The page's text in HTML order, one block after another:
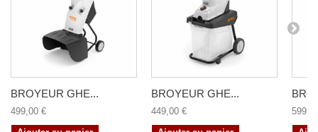
BROYEUR GHE...
499,00 €
BROYEUR GHE...
449,00 €